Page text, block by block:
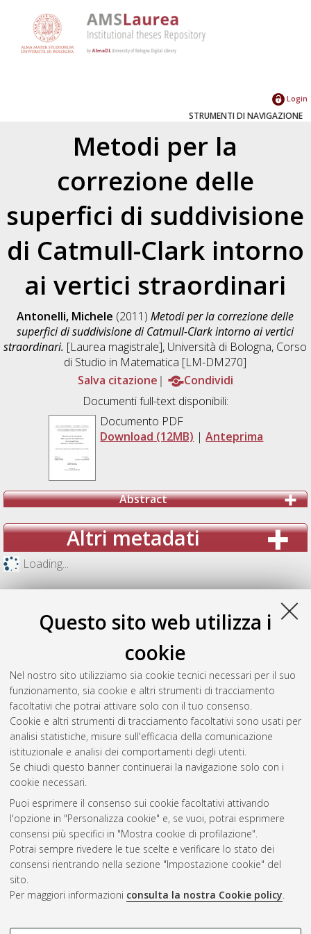
Questo sito web utilizza i
cookie
Nel nostro sito utilizziamo sia cookie tecnici necessari per il suo
funzionamento, sia cookie e altri strumenti di tracciamento
facoltativi che potrai attivare solo con il tuo consenso.
Cookie e altri strumenti di tracciamento facoltativi sono usati per
analisi statistiche, misure sull'efficacia della comunicazione
istituzionale e analisi dei comportamenti degli utenti.
Se chiudi questo banner continuerai la navigazione solo con i
cookie necessari.
Puoi esprimere il consenso sui cookie facoltativi attivando
l'opzione in "Personalizza cookie" e, se vuoi, potrai esprimere
consensi più specifici in "Mostra cookie di profilazione".
Potrai sempre rivedere le tue scelte e verificare lo stato dei
consensi rientrando nella sezione "Impostazione cookie" del
sito.
Per maggiori informazioni consulta la nostra Cookie policy.
Login
STRUMENTI DI NAVIGAZIONE
Metodi per la
correzione delle
superfici di suddivisione
di Catmull-Clark intorno
ai vertici straordinari
Antonelli, Michele (2011)Metodi per la correzione delle
superfici di suddivisione di Catmull-Clark intorno ai vertici
straordinari. [Laurea magistrale], Università di Bologna, Corso
di Studio in Matematica [LM-DM270]
Salva citazione
Condividi
Documenti full-text disponibili:
Documento PDF
Download (12MB) |Anteprima
Abstract
Altri metadati
Loading...
Gestione del documento:
Atom
Rss 1.0
Rss 2.0
AMS Laurea
Impostazioni Cookie